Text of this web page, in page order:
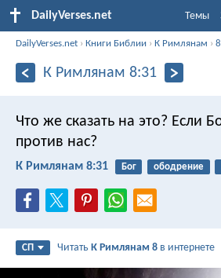
DailyVerses.net Темы
DailyVerses.net ›Книги Библии ›К Римлянам ›8
К Римлянам 8:31
Что же сказать на это? Если
против нас?
К Римлянам 8:31 Бог ободрение
СП ЧитатьК Римлянам 8 в интернете